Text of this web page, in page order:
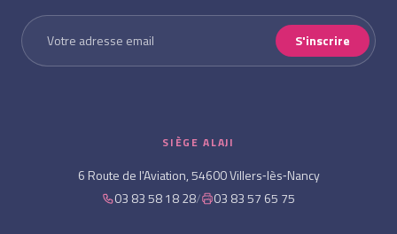
S'inscrire
SIÈGE ALAJI
6 Route de l'Aviation, 54600 Villers‑lès‑Nancy
03 83 58 18 28/ 03 83 57 65 75